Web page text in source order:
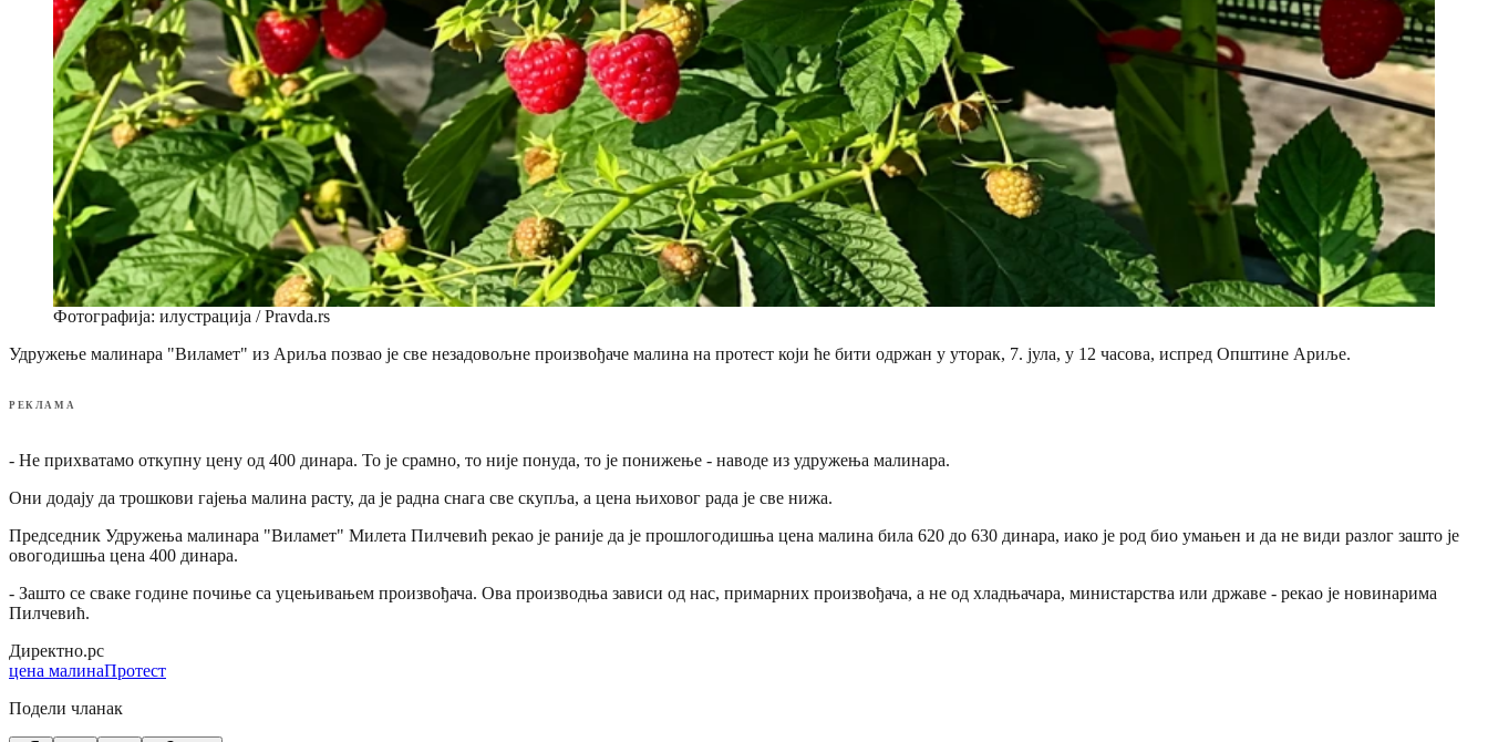
Фотографија: илустрација / Pravda.rs
Удружење малинара "Виламет" из Ариља позвао је све незадовољне произвођаче малина на протест који ће бити одржан у уторак, 7. јула, у 12 часова, испред Општине Ариље.
РЕКЛАМА
- Не прихватамо откупну цену од 400 динара. То је срамно, то није понуда, то је понижење - наводе из удружења малинара.
Они додају да трошкови гајења малина расту, да је радна снага све скупља, а цена њиховог рада је све нижа.
Председник Удружења малинара "Виламет" Милета Пилчевић рекао је раније да је прошлогодишња цена малина била 620 до 630 динара, иако је род био умањен и да не види разлог зашто је
овогодишња цена 400 динара.
- Зашто се сваке године почиње са уцењивањем произвођача. Ова производња зависи од нас, примарних произвођача, а не од хладњачара, министарства или државе - рекао је новинарима
Пилчевић.
Директно.рс
цена малинаПротест
Подели чланак